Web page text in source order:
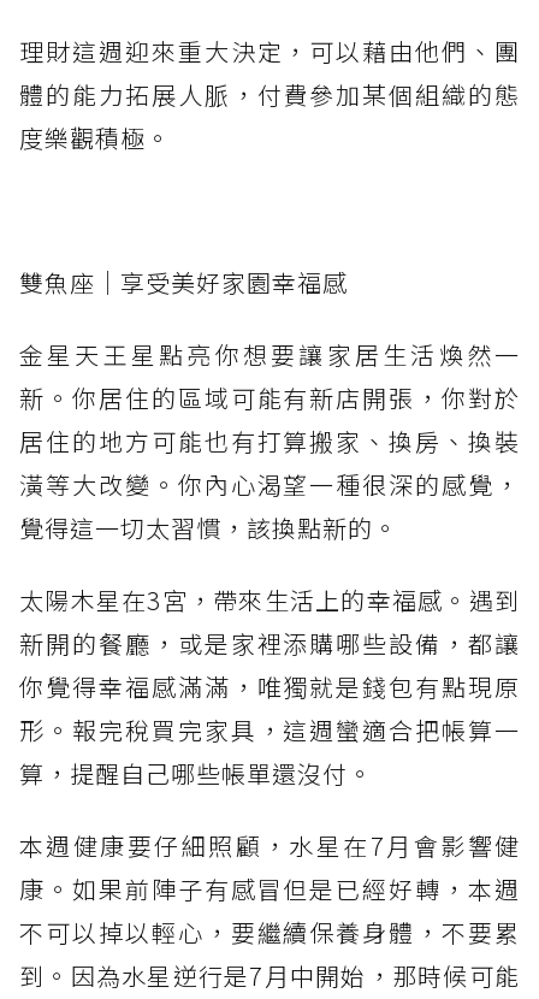
理財這週迎來重大決定，可以藉由他們、團
體的能力拓展人脈，付費參加某個組織的態
度樂觀積極。
雙魚座｜享受美好家園幸福感
金星天王星點亮你想要讓家居生活煥然一
新。你居住的區域可能有新店開張，你對於
居住的地方可能也有打算搬家、換房、換裝
潢等大改變。你內心渴望一種很深的感覺，
覺得這一切太習慣，該換點新的。
太陽木星在3宮，帶來生活上的幸福感。遇到
新開的餐廳，或是家裡添購哪些設備，都讓
你覺得幸福感滿滿，唯獨就是錢包有點現原
形。報完稅買完家具，這週蠻適合把帳算一
算，提醒自己哪些帳單還沒付。
本週健康要仔細照顧，水星在7月會影響健
康。如果前陣子有感冒但是已經好轉，本週
不可以掉以輕心，要繼續保養身體，不要累
到。因為水星逆行是7月中開始，那時候可能